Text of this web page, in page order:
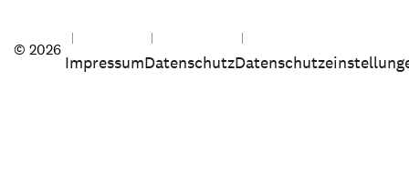
© 2026
ImpressumDatenschutz